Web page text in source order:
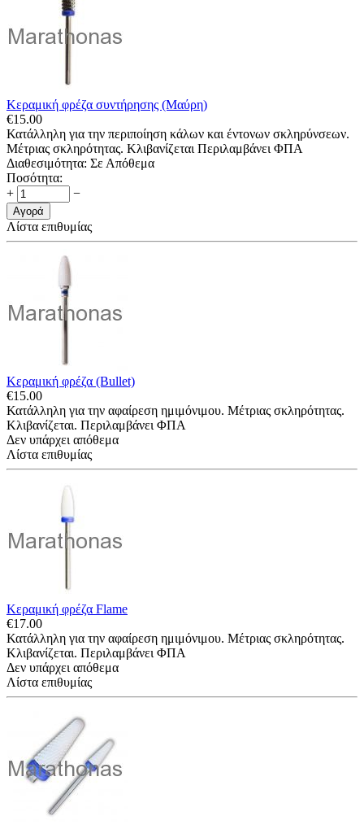
Κεραμική φρέζα συντήρησης (Μαύρη)
€15.00
Κατάλληλη για την περιποίηση κάλων και έντονων σκληρύνσεων.
Μέτριας σκληρότητας. Κλιβανίζεται Περιλαμβάνει ΦΠΑ
Διαθεσιμότητα: Σε Απόθεμα
Ποσότητα:
+
−
Αγορά
Λίστα επιθυμίας
Κεραμική φρέζα (Bullet)
€15.00
Κατάλληλη για την αφαίρεση ημιμόνιμου. Μέτριας σκληρότητας.
Κλιβανίζεται. Περιλαμβάνει ΦΠΑ
Δεν υπάρχει απόθεμα
Λίστα επιθυμίας
Κεραμική φρέζα Flame
€17.00
Κατάλληλη για την αφαίρεση ημιμόνιμου. Μέτριας σκληρότητας.
Κλιβανίζεται. Περιλαμβάνει ΦΠΑ
Δεν υπάρχει απόθεμα
Λίστα επιθυμίας